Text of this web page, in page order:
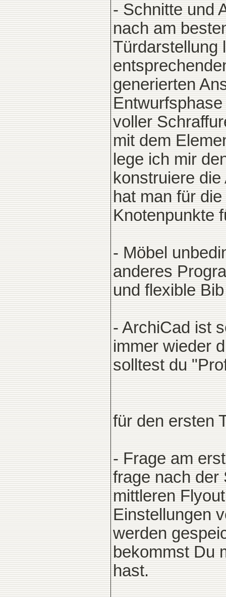
- Schnitte und
nach am
Türdarstellung
generierten
voller
mit dem
lege ich mir
konstruiere
hat man für
Knotenpunkte
- Möbel
anderes
und flexible
- ArchiCad ist
immer wieder
solltest du
für den ersten
- Frage am
frage nach der
mittleren
Einstellungen
werden
bekommst Du
hast.